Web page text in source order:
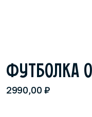
ФУТБОЛКА
2990,00 ₽